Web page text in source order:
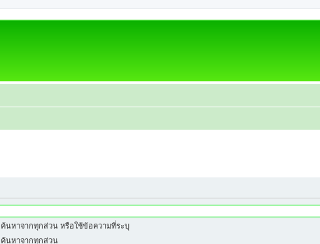
ค้นหาจากทุกส่วน หรือใช้ข้อความที่ระบุ
ค้นหาจากทุกส่วน